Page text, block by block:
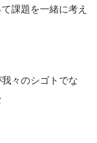
課題を一緒に考え
々のシゴトでな